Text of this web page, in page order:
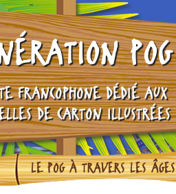
POG
FRANCOPHONE DÉDIÉ AUX
DE CARTON ILLUSTRÉES
LE POG À TRAVERS LES ÂGES